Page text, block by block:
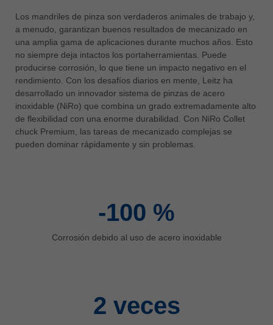
USA
english
Việt Nam
tiếng việt
中国
ประเทศไทย
ไทย
Los mandriles de pinza son verdaderos animales de trabajo y,
a menudo, garantizan buenos resultados de mecanizado en
una amplia gama de aplicaciones durante muchos años. Esto
no siempre deja intactos los portaherramientas. Puede
producirse corrosión, lo que tiene un impacto negativo en el
rendimiento. Con los desafíos diarios en mente, Leitz ha
desarrollado un innovador sistema de pinzas de acero
inoxidable (NiRo) que combina un grado extremadamente alto
de flexibilidad con una enorme durabilidad. Con NiRo Collet
chuck Premium, las tareas de mecanizado complejas se
pueden dominar rápidamente y sin problemas.
-100 %
Corrosión debido al uso de acero inoxidable
2 veces